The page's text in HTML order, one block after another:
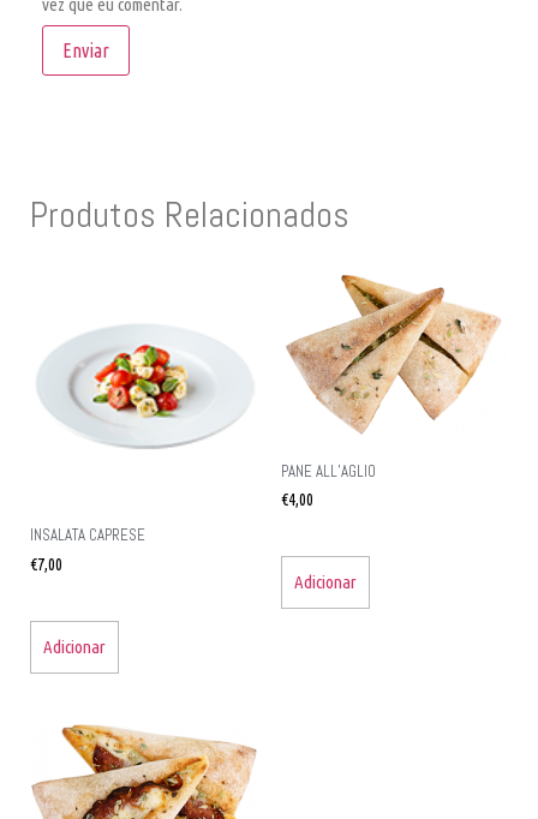
vez que eu comentar.
Produtos Relacionados
INSALATA CAPRESE
€7,00
Adicionar
PANE ALL’AGLIO
€4,00
Adicionar